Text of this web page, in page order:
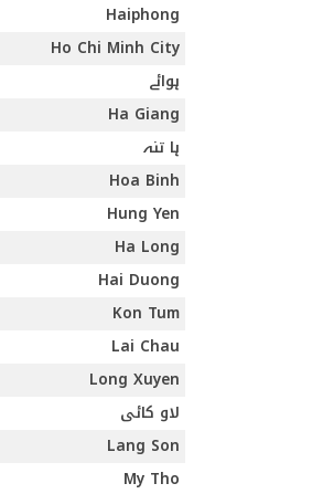
Haiphong
Ho Chi Minh City
ہوائے
Ha Giang
ہا تنہ
Hoa Binh
Hung Yen
Ha Long
Hai Duong
Kon Tum
Lai Chau
Long Xuyen
لاو کائی
Lang Son
My Tho